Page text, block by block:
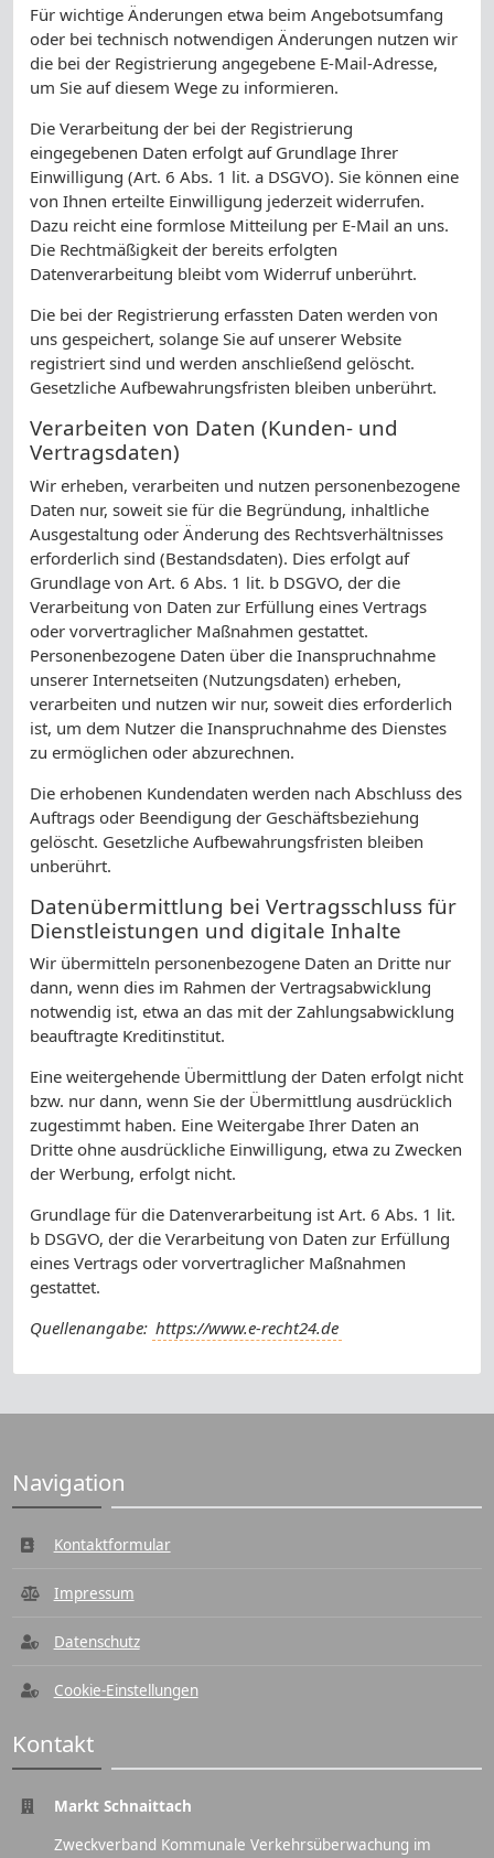
Für wichtige Änderungen etwa beim Angebotsumfang
oder bei technisch notwendigen Änderungen nutzen wir
die bei der Registrierung angegebene E-Mail-Adresse,
um Sie auf diesem Wege zu informieren.
Die Verarbeitung der bei der Registrierung
eingegebenen Daten erfolgt auf Grundlage Ihrer
Einwilligung (Art. 6 Abs. 1 lit. a DSGVO). Sie können eine
von Ihnen erteilte Einwilligung jederzeit widerrufen.
Dazu reicht eine formlose Mitteilung per E-Mail an uns.
Die Rechtmäßigkeit der bereits erfolgten
Datenverarbeitung bleibt vom Widerruf unberührt.
Die bei der Registrierung erfassten Daten werden von
uns gespeichert, solange Sie auf unserer Website
registriert sind und werden anschließend gelöscht.
Gesetzliche Aufbewahrungsfristen bleiben unberührt.
Verarbeiten von Daten (Kunden- und
Vertragsdaten)
Wir erheben, verarbeiten und nutzen personenbezogene
Daten nur, soweit sie für die Begründung, inhaltliche
Ausgestaltung oder Änderung des Rechtsverhältnisses
erforderlich sind (Bestandsdaten). Dies erfolgt auf
Grundlage von Art. 6 Abs. 1 lit. b DSGVO, der die
Verarbeitung von Daten zur Erfüllung eines Vertrags
oder vorvertraglicher Maßnahmen gestattet.
Personenbezogene Daten über die Inanspruchnahme
unserer Internetseiten (Nutzungsdaten) erheben,
verarbeiten und nutzen wir nur, soweit dies erforderlich
ist, um dem Nutzer die Inanspruchnahme des Dienstes
zu ermöglichen oder abzurechnen.
Die erhobenen Kundendaten werden nach Abschluss des
Auftrags oder Beendigung der Geschäftsbeziehung
gelöscht. Gesetzliche Aufbewahrungsfristen bleiben
unberührt.
Datenübermittlung bei Vertragsschluss für
Dienstleistungen und digitale Inhalte
Wir übermitteln personenbezogene Daten an Dritte nur
dann, wenn dies im Rahmen der Vertragsabwicklung
notwendig ist, etwa an das mit der Zahlungsabwicklung
beauftragte Kreditinstitut.
Eine weitergehende Übermittlung der Daten erfolgt nicht
bzw. nur dann, wenn Sie der Übermittlung ausdrücklich
zugestimmt haben. Eine Weitergabe Ihrer Daten an
Dritte ohne ausdrückliche Einwilligung, etwa zu Zwecken
der Werbung, erfolgt nicht.
Grundlage für die Datenverarbeitung ist Art. 6 Abs. 1 lit.
b DSGVO, der die Verarbeitung von Daten zur Erfüllung
eines Vertrags oder vorvertraglicher Maßnahmen
gestattet.
Quellenangabe: https://www.e-recht24.de
Navigation
Kontaktformular
Impressum
Datenschutz
Cookie-Einstellungen
Kontakt
Markt Schnaittach
Zweckverband Kommunale Verkehrsüberwachung im